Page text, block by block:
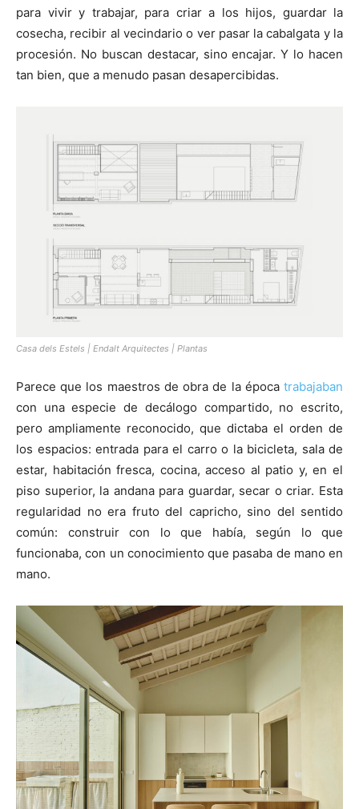
para vivir y trabajar, para criar a los hijos, guardar la
cosecha, recibir al vecindario o ver pasar la cabalgata y la
procesión. No buscan destacar, sino encajar. Y lo hacen
tan bien, que a menudo pasan desapercibidas.
Casa dels Estels | Endalt Arquitectes | Plantas
Parece que los maestros de obra de la época trabajaban
con una especie de decálogo compartido, no escrito,
pero ampliamente reconocido, que dictaba el orden de
los espacios: entrada para el carro o la bicicleta, sala de
estar, habitación fresca, cocina, acceso al patio y, en el
piso superior, la andana para guardar, secar o criar. Esta
regularidad no era fruto del capricho, sino del sentido
común: construir con lo que había, según lo que
funcionaba, con un conocimiento que pasaba de mano en
mano.